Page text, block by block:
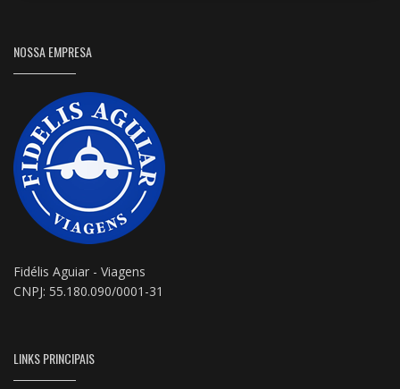
NOSSA EMPRESA
Fidélis Aguiar - Viagens
CNPJ: 55.180.090/0001-31
LINKS PRINCIPAIS